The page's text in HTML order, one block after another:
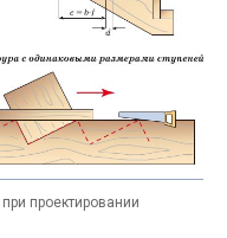
проектировании